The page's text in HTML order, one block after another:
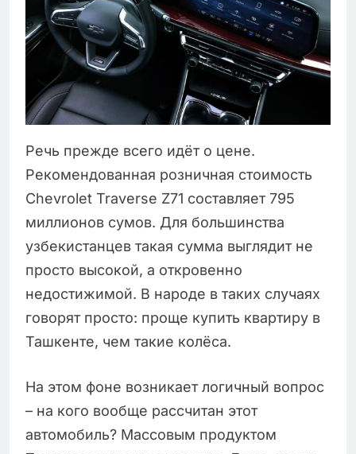
Речь прежде всего идёт о цене.
Рекомендованная розничная стоимость
Chevrolet Traverse Z71 составляет 795
миллионов сумов. Для большинства
узбекистанцев такая сумма выглядит не
просто высокой, а откровенно
недостижимой. В народе в таких случаях
говорят просто: проще купить квартиру в
Ташкенте, чем такие колёса.
На этом фоне возникает логичный вопрос
– на кого вообще рассчитан этот
автомобиль? Массовым продуктом